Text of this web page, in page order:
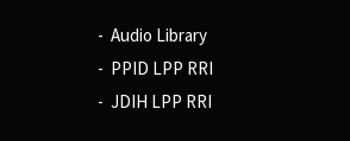
Audio Library
PPID LPP RRI
JDIH LPP RRI